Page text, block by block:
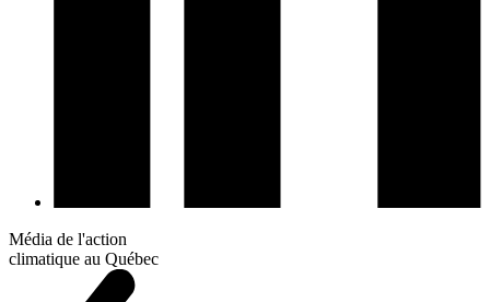
Média de l'action
climatique au Québec